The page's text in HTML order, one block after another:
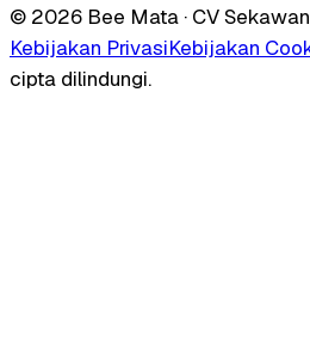
© 2026 Bee Mata · CV
Kebijakan PrivasiKebijakan
cipta dilindungi.